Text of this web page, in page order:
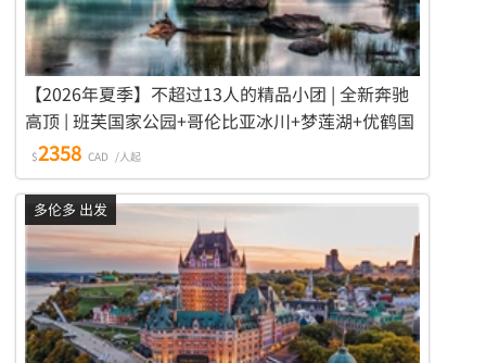
【2026年夏季】不超过13人的精品小团 | 全新奔驰
高顶 | 班芙国家公园+哥伦比亚冰川+梦莲湖+优鹤国
家公园+BC野生动物园 5日游（入住两晚费尔蒙城堡
酒店）
$2358 CAD /人起
多伦多 出发